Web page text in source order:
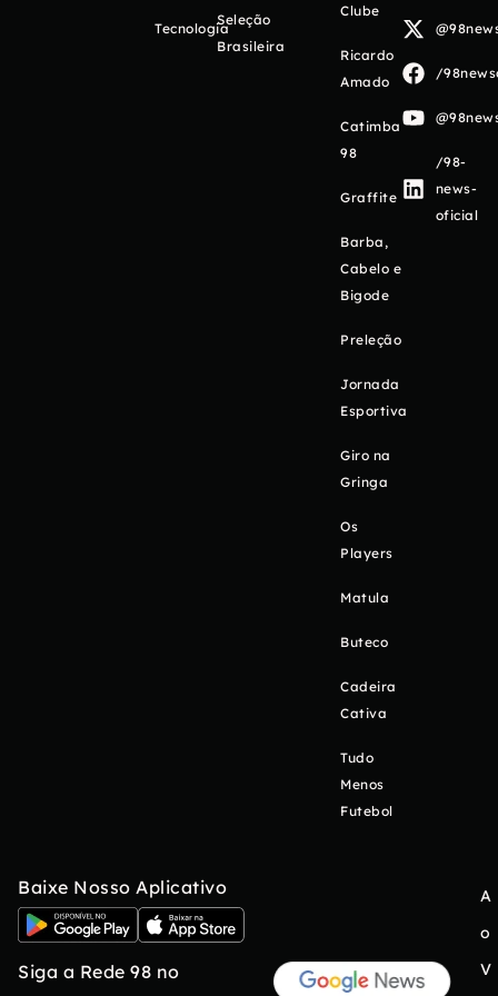
Tecnologia
Seleção
Brasileira
Clube
Ricardo
Amado
Catimba
98
Graffite
Barba,
Cabelo e
Bigode
Preleção
Jornada
Esportiva
Giro na
Gringa
Os
Players
Matula
Buteco
Cadeira
Cativa
Tudo
Menos
Futebol
/
/98-
news-
oficial
Baixe Nosso Aplicativo
Siga a Rede 98 no
A
o
V